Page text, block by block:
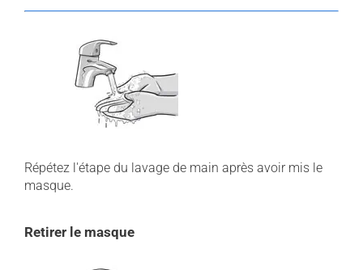
Répétez l'étape du lavage de main après avoir mis le
masque.
Retirer le masque